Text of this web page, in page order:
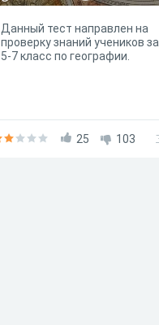
Данный тест направлен на
проверку знаний учеников за
5-7 класс по географии.
25 103